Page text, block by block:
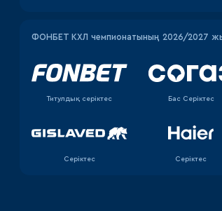
ФОНБЕТ КХЛ чемпионатының 2026/2027
Титулдық серіктес Бас Серіктес
Серіктес Серіктес